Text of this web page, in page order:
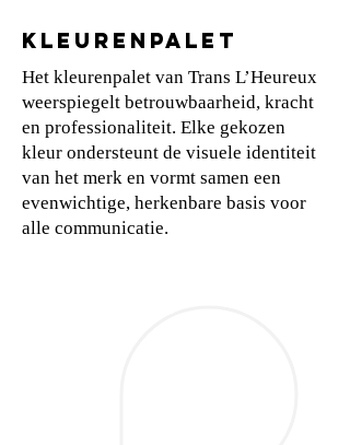
KLEURENPALET
Het kleurenpalet van Trans L’Heureux
weerspiegelt betrouwbaarheid, kracht
en professionaliteit. Elke gekozen
kleur ondersteunt de visuele identiteit
van het merk en vormt samen een
evenwichtige, herkenbare basis voor
alle communicatie.